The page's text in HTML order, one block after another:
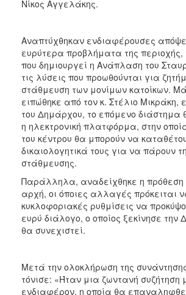
Νίκος Αγγελάκης.
Αναπτύχθηκαν ενδιαφέρουσες
ευρύτερα προβλήματα της περιοχής,
που δημιουργεί η Ανάπλαση του
τις λύσεις που προωθούνται για
στάθμευση των μονίμων κατοίκων.
ειπώθηκε από τον κ. Στέλιο Μικράκη,
του Δημάρχου, το επόμενο διάστημα
η ηλεκτρονική πλατφόρμα, στην οποία
του κέντρου θα μπορούν να
δικαιολογητικά τους για να πάρουν
στάθμευσης.
Παράλληλα, αναδείχθηκε η πρόθεση
αρχή, οι όποιες αλλαγές πρόκειται
κυκλοφοριακές ρυθμίσεις να
ευρύ διάλογο, ο οποίος ξεκίνησε
θα συνεχιστεί.
Μετά την ολοκλήρωση της
τόνισε: «Ήταν μια ζωντανή
ενδιαφέρον, η οποία θα